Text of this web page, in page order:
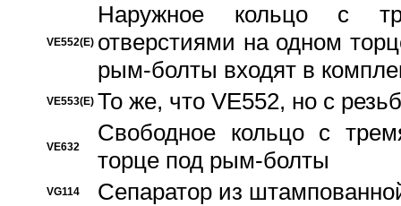
VE552(E)
Наружное кольцо с
отверстиями на одном
рым-болты входят в
VE553(E) То же, что VE552, но с
VE632
Свободное кольцо с
торце под рым-болты
VG114 Сепаратор из